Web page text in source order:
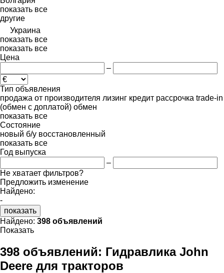
показать все
другие
Украина
показать все
показать все
Цена
–
Тип объявления
продажа от производителя лизинг кредит рассрочка trade-in
(обмен с доплатой) обмен
показать все
Состояние
новый б/у восстановленный
показать все
Год выпуска
–
Не хватает фильтров?
Предложить изменение
Найдено:
-
показать
Найдено: 398 объявлений
Показать
398 объявлений: Гидравлика John
Deere для тракторов